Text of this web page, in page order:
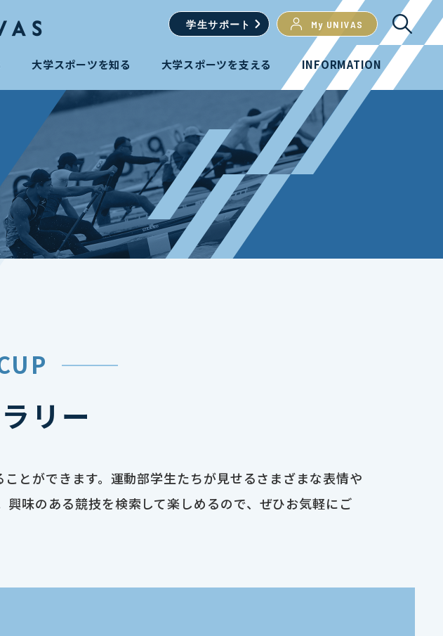
学生サポート My UNIVAS
大学スポーツを知る 大学スポーツを支える INFORMATION
リー
とができます。運動部学生たちが見せるさまざまな表情や
味のある競技を検索して楽しめるので、ぜひお気軽にご